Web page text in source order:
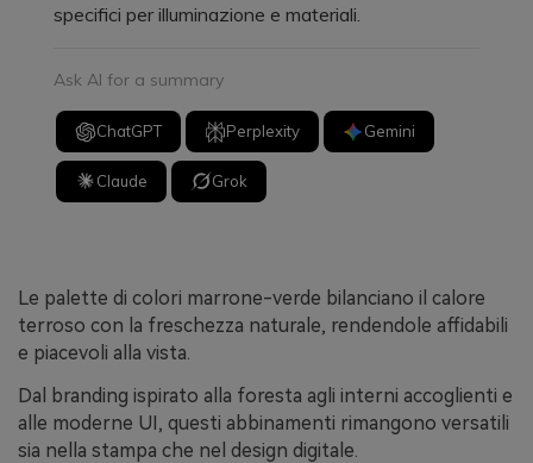
specifici per illuminazione e materiali.
Ask AI for a summary
ChatGPT Perplexity Gemini
Claude Grok
Le palette di colori marrone-verde bilanciano il calore
terroso con la freschezza naturale, rendendole affidabili
e piacevoli alla vista.
Dal branding ispirato alla foresta agli interni accoglienti e
alle moderne UI, questi abbinamenti rimangono versatili
sia nella stampa che nel design digitale.